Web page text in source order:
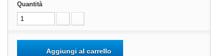
Quantità
Aggiungi al carrello